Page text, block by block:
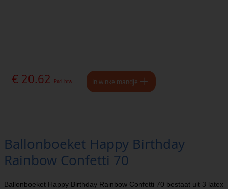
€ 20.62 Excl. btw In winkelmandje
Ballonboeket Happy Birthday
Rainbow Confetti 70
Ballonboeket Happy Birthday Rainbow Confetti 70 bestaat uit 3 latex